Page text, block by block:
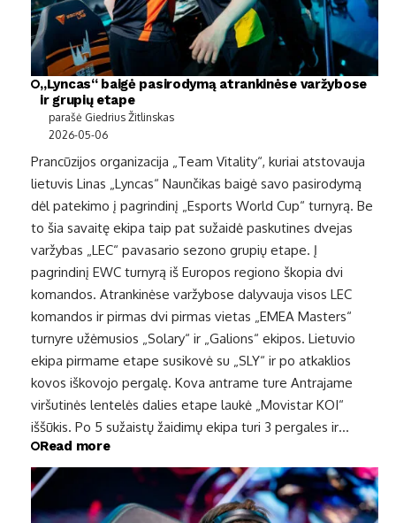
„Lyncas“ baigė pasirodymą atrankinėse varžybose
ir grupių etape
parašė Giedrius Žitlinskas
2026-05-06
Prancūzijos organizacija „Team Vitality“, kuriai atstovauja
lietuvis Linas „Lyncas“ Naunčikas baigė savo pasirodymą
dėl patekimo į pagrindinį „Esports World Cup“ turnyrą. Be
to šia savaitę ekipa taip pat sužaidė paskutines dvejas
varžybas „LEC“ pavasario sezono grupių etape. Į
pagrindinį EWC turnyrą iš Europos regiono škopia dvi
komandos. Atrankinėse varžybose dalyvauja visos LEC
komandos ir pirmas dvi pirmas vietas „EMEA Masters“
turnyre užėmusios „Solary“ ir „Galions“ ekipos. Lietuvio
ekipa pirmame etape susikovė su „SLY“ ir po atkaklios
kovos iškovojo pergalę. Kova antrame ture Antrajame
viršutinės lentelės dalies etape laukė „Movistar KOI“
iššūkis. Po 5 sužaistų žaidimų ekipa turi 3 pergales ir…
Read more